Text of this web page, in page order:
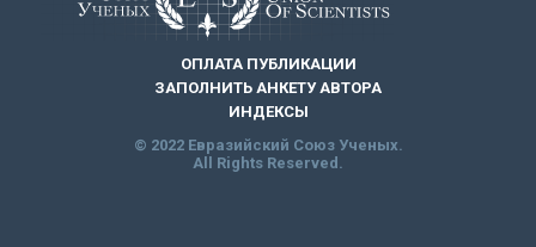
ОПЛАТА ПУБЛИКАЦИИ
ЗАПОЛНИТЬ АНКЕТУ АВТОРА
ИНДЕКСЫ
© 2022 Евразийский Союз Ученых.
All Rights Reserved.